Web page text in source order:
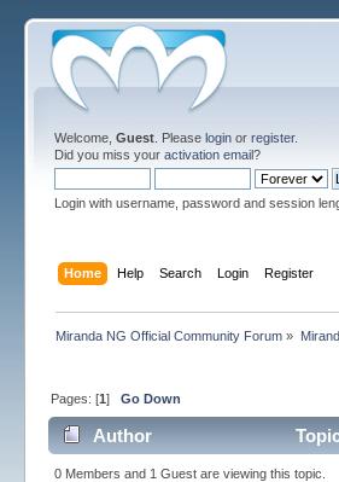
Welcome,Guest . Pleaselogin orregister.
Did you miss youractivation email?
Login with username, password and session
Home Help Search Login Register
Miranda NG Official Community Forum »
Pages: [1]Go Down
Author
0 Members and 1 Guest are viewing this topic.